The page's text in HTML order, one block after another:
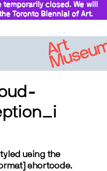
temporarily closed. We will
Toronto Biennial of Art.
using the
shortcode.